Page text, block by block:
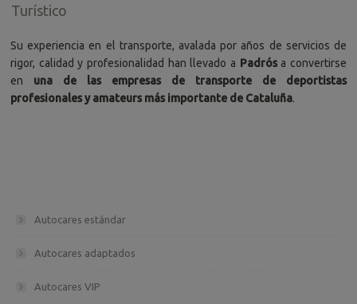
Turístico
Su experiencia en el transporte, avalada por años de servicios de
rigor, calidad y profesionalidad han llevado a Padrósa convertirse
en una de las empresas de transporte de deportistas
profesionales y amateurs más importante de Cataluña.
Autocares estándar
Autocares adaptados
Autocares VIP